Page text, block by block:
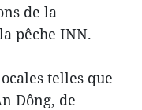
de la
pêche INN.
telles que
Dông, de